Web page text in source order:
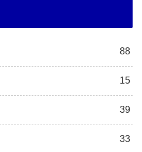
88
15
39
33